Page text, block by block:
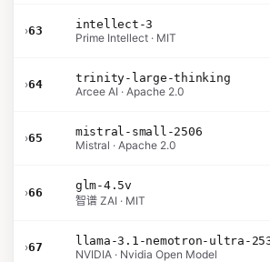
›63
intellect-3
Prime Intellect · MIT
›64
trinity-large-thinking
Arcee AI · Apache 2.0
›65
mistral-small-2506
Mistral · Apache 2.0
›66
glm-4.5v
智谱 ZAI · MIT
›67
NVIDIA · Nvidia Open Model